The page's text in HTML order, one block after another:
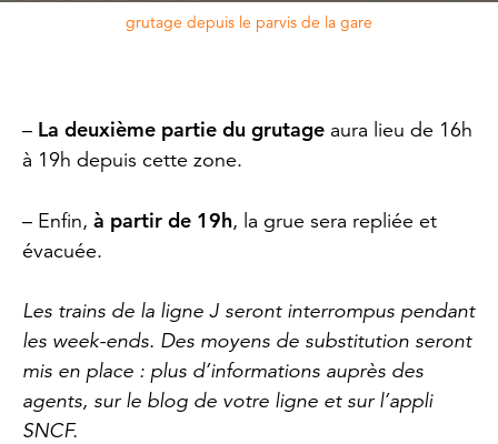
grutage depuis le parvis de la gare
– La deuxième partie du grutage aura lieu de 16h
à 19h depuis cette zone.
– Enfin, à partir de 19h, la grue sera repliée et
évacuée.
Les trains de la ligne J seront interrompus pendant
les week-ends. Des moyens de substitution seront
mis en place : plus d’informations auprès des
agents, sur le blog de votre ligne et sur l’appli
SNCF.